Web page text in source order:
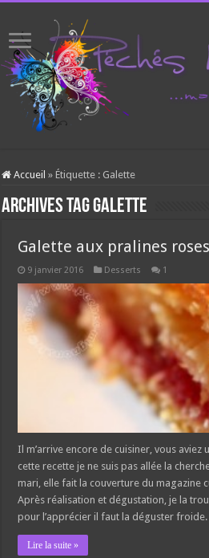
Accueil » Étiquette : Galette
Archives tagGalette
Galette aux pralines roses
9 janvier 2016 Desserts 1
Il m’arrive encore de cuisiner, vous aviez
cette recette je ne suis pas allée la
mari, elle fait la couverture du magazine
Après réalisation et dégustation, je la
pour l’apprécier il faut la déguster froide.
Lire la suite »